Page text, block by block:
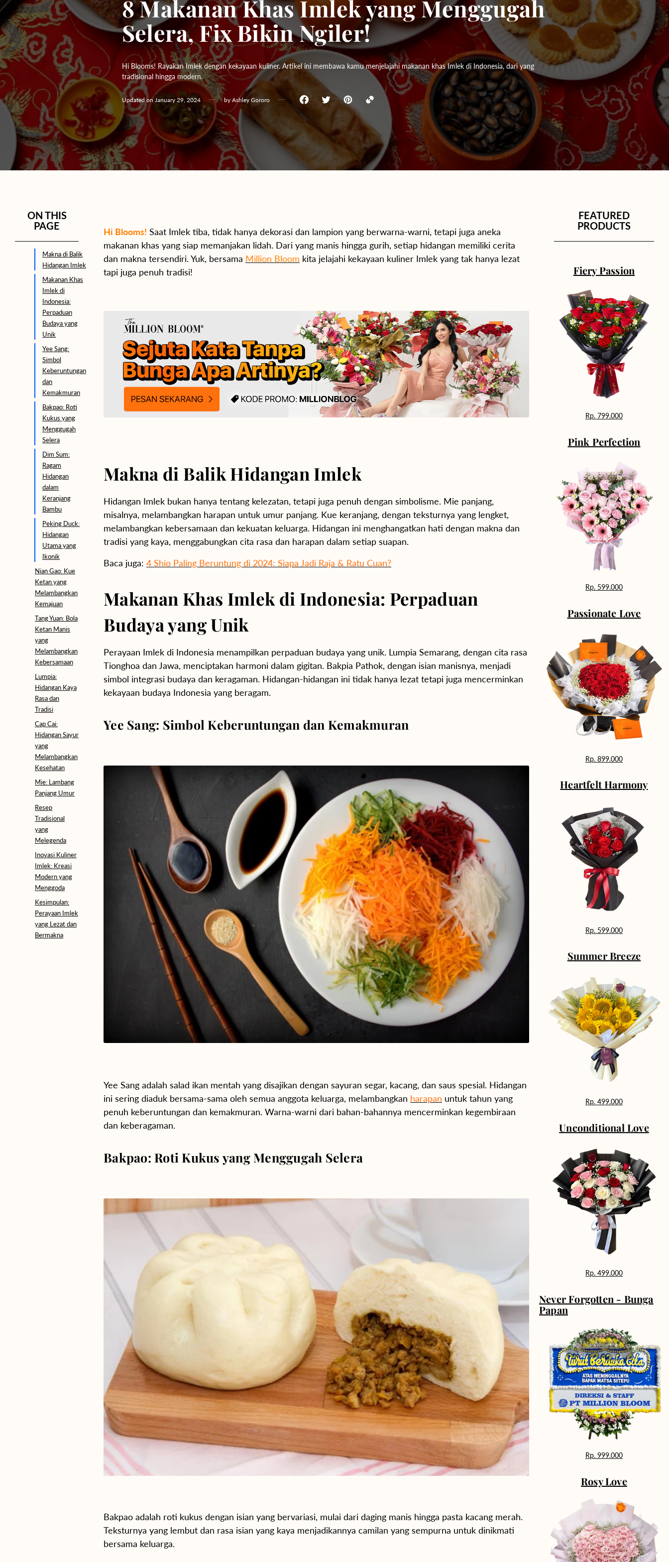
Hydrangeas
Baby's Breath
Bloom Boxes
Yogyakarta
Bali
8 Makanan Khas Imlek yang Menggugah
Selera, Fix Bikin Ngiler!
Hi Blooms! Rayakan Imlek dengan kekayaan kuliner. Artikel ini membawa kamu menjelajahi makanan khas Imlek di Indonesia, dari yang
tradisional hingga modern.
Updated on January 29, 2024 by Ashley Gororo
ON THIS
PAGE
Makna di Balik
Hidangan Imlek
Makanan Khas
Imlek di
Indonesia:
Perpaduan
Budaya yang
Unik
Yee Sang:
Simbol
Keberuntungan
dan
Kemakmuran
Bakpao: Roti
Kukus yang
Menggugah
Selera
Dim Sum:
Ragam
Hidangan
dalam
Keranjang
Bambu
Peking Duck:
Hidangan
Utama yang
Ikonik
Nian Gao: Kue
Ketan yang
Melambangkan
Kemajuan
Tang Yuan: Bola
Ketan Manis
yang
Melambangkan
Kebersamaan
Lumpia:
Hidangan Kaya
Rasa dan
Tradisi
Cap Cai:
Hidangan Sayur
yang
Melambangkan
Kesehatan
Mie: Lambang
Panjang Umur
Resep
Tradisional
yang
Melegenda
Inovasi Kuliner
Imlek: Kreasi
Modern yang
Menggoda
Kesimpulan:
Perayaan Imlek
yang Lezat dan
Bermakna
Hi Blooms! Saat Imlek tiba, tidak hanya dekorasi dan lampion yang berwarna-warni, tetapi juga aneka
makanan khas yang siap memanjakan lidah. Dari yang manis hingga gurih, setiap hidangan memiliki cerita
dan makna tersendiri. Yuk, bersama Million Bloom kita jelajahi kekayaan kuliner Imlek yang tak hanya lezat
tapi juga penuh tradisi!
Makna di Balik Hidangan Imlek
Hidangan Imlek bukan hanya tentang kelezatan, tetapi juga penuh dengan simbolisme. Mie panjang,
misalnya, melambangkan harapan untuk umur panjang. Kue keranjang, dengan teksturnya yang lengket,
melambangkan kebersamaan dan kekuatan keluarga. Hidangan ini menghangatkan hati dengan makna dan
tradisi yang kaya, menggabungkan cita rasa dan harapan dalam setiap suapan.
Baca juga: 4 Shio Paling Beruntung di 2024: Siapa Jadi Raja & Ratu Cuan?
Makanan Khas Imlek di Indonesia: Perpaduan
Budaya yang Unik
Perayaan Imlek di Indonesia menampilkan perpaduan budaya yang unik. Lumpia Semarang, dengan cita rasa
Tionghoa dan Jawa, menciptakan harmoni dalam gigitan. Bakpia Pathok, dengan isian manisnya, menjadi
simbol integrasi budaya dan keragaman. Hidangan-hidangan ini tidak hanya lezat tetapi juga mencerminkan
kekayaan budaya Indonesia yang beragam.
Yee Sang: Simbol Keberuntungan dan Kemakmuran
Yee Sang adalah salad ikan mentah yang disajikan dengan sayuran segar, kacang, dan saus spesial. Hidangan
ini sering diaduk bersama-sama oleh semua anggota keluarga, melambangkan harapan untuk tahun yang
penuh keberuntungan dan kemakmuran. Warna-warni dari bahan-bahannya mencerminkan kegembiraan
dan keberagaman.
Bakpao: Roti Kukus yang Menggugah Selera
Bakpao adalah roti kukus dengan isian yang bervariasi, mulai dari daging manis hingga pasta kacang merah.
Teksturnya yang lembut dan rasa isian yang kaya menjadikannya camilan yang sempurna untuk dinikmati
bersama keluarga.
FEATURED
PRODUCTS
Fiery Passion
Rp. 799.000
Pink Perfection
Rp. 599.000
Passionate Love
Rp. 899.000
Heartfelt Harmony
Rp. 599.000
Summer Breeze
Rp. 499.000
Unconditional Love
Rp. 499.000
Never Forgotten - Bunga
Papan
Rp. 999.000
Rosy Love